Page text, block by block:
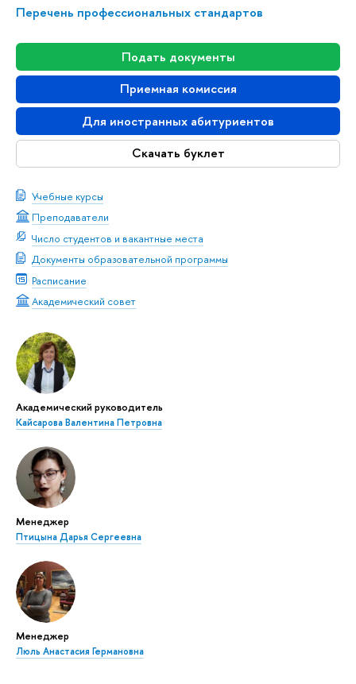
Перечень профессиональных стандартов
Подать документы
Приемная комиссия
Для иностранных абитуриентов
Скачать буклет
Учебные курсы
Преподаватели
Число студентов и вакантные места
Документы образовательной программы
Расписание
Академический совет
Академический руководитель
Кайсарова Валентина Петровна
Менеджер
Птицына Дарья Сергеевна
Менеджер
Люль Анастасия Германовна